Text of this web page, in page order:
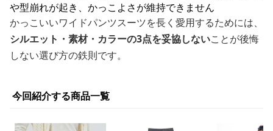
や型崩れが起き、かっこよさが維持できません
かっこいいワイドパンツスーツを長く愛用するためには、
シルエット・素材・カラーの3点を妥協しないことが後悔
しない選び方の鉄則です。
今回紹介する商品一覧